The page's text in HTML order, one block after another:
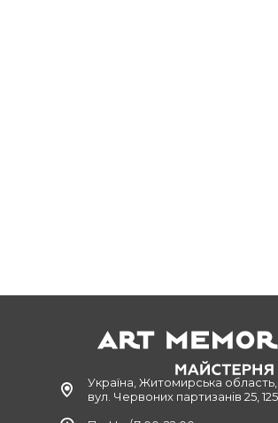
Україна, Житомирська область,
вул. Червоних партизанів 25,